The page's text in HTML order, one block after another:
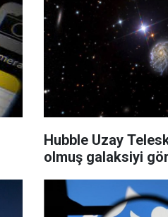
Hubble Uzay
olmuş galaksiyi